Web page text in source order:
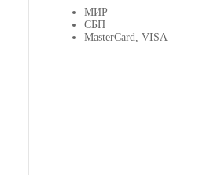
МИР
СБП
MasterCard, VISA